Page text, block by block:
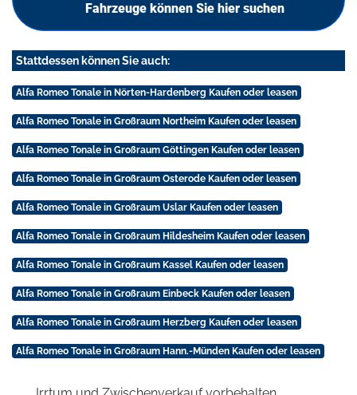
Fahrzeuge können Sie hier suchen
Stattdessen können Sie auch:
Alfa Romeo Tonale in Nörten-Hardenberg Kaufen oder leasen
Alfa Romeo Tonale in Großraum Northeim Kaufen oder leasen
Alfa Romeo Tonale in Großraum Göttingen Kaufen oder leasen
Alfa Romeo Tonale in Großraum Osterode Kaufen oder leasen
Alfa Romeo Tonale in Großraum Uslar Kaufen oder leasen
Alfa Romeo Tonale in Großraum Hildesheim Kaufen oder leasen
Alfa Romeo Tonale in Großraum Kassel Kaufen oder leasen
Alfa Romeo Tonale in Großraum Einbeck Kaufen oder leasen
Alfa Romeo Tonale in Großraum Herzberg Kaufen oder leasen
Alfa Romeo Tonale in Großraum Hann.-Münden Kaufen oder leasen